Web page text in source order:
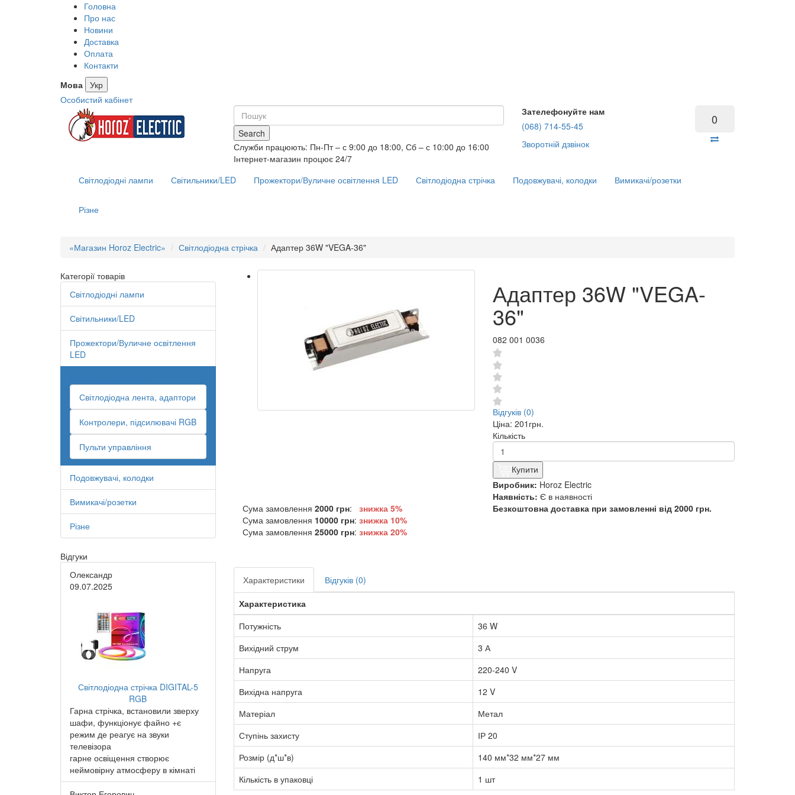
Головна
Про нас
Новини
Доставка
Оплата
Контакти
Мова Укр
Особистий кабінет
Search
Служби працюють: Пн-Пт – с 9:00 до 18:00, Сб – с 10:00 до 16:00
Інтернет-магазин процює 24/7
Зателефонуйте нам
(068) 714-55-45
Зворотній дзвінок
0
Світлодіодні лампи Світильники/LED Прожектори/Вуличне освітлення LED Світлодіодна стрічка Подовжувачі, колодки Вимикачі/розетки
Різне
«Магазин Horoz Electric» Світлодіодна стрічка Адаптер 36W "VEGA-36"
Категорії товарів
Світлодіодні лампи
Світильники/LED
Прожектори/Вуличне освітлення
LED
Світлодіодна лента, адаптори
Контролери, підсилювачі RGB
Пульти управління
Подовжувачі, колодки
Вимикачі/розетки
Різне
Відгуки
Олександр
09.07.2025
Світлодіодна стрічка DIGITAL-5
RGB
Гарна стрічка, встановили зверху
шафи, функціонує файно +є
режим де реагує на звуки
телевізора
гарне освіщення створює
неймовірну атмосферу в кімнаті
Адаптер 36W "VEGA-
36"
082 001 0036
Відгуків (0)
Ціна:201грн.
Кількість
Купити
Виробник: Horoz Electric
Наявність: Є в наявності
Сума замовлення 2000 грн:
знижка 5%
Сума замовлення 10000 грн: знижка10%
Сума замовлення 25000 грн: знижка20%
Безкоштовна доставка при замовленні від 2000 грн.
Характеристики
Відгуків (0)
Характеристика
Потужність
36 W
Вихідний струм
3 А
Напруга
220-240 V
Вихідна напруга
12 V
Матеріал
Метал
Ступінь захисту
ІР 20
Розмір (д*ш*в)
140 мм*32 мм*27 мм
Кількість в упаковці
1 шт